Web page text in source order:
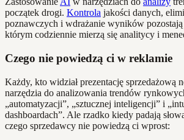
początek drogi. Kontrola jakości danych,
poznawczych i wdrażanie wyników
którym codziennie mierzą się analitycy i
Czego nie powiedzą ci w reklamie
Każdy, kto widział prezentację sprzedażową
narzędzia do analizowania trendów
„automatyzacji”, „sztucznej inteligencji” i
dashboardach”. Ale rzadko kiedy padają
czego sprzedawcy nie powiedzą ci wprost: